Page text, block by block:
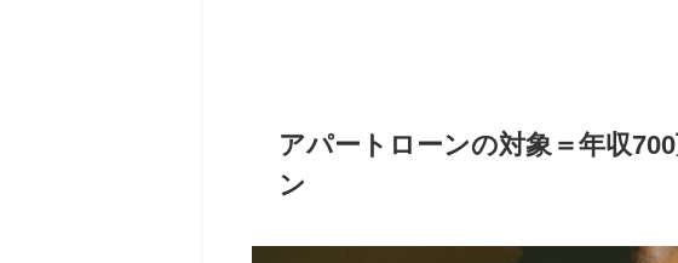
アパートローンの対象＝年収
ン